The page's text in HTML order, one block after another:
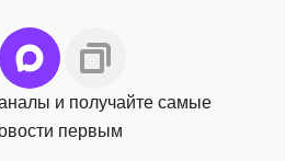
и получайте самые
первым